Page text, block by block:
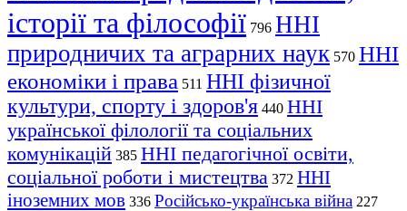
історії та філософії 796 ННІ
природничих та аграрних наук 570 ННІ
економіки і права 511 ННІ фізичної
культури, спорту і здоров'я 440 ННІ
української філології та соціальних
комунікацій 385 ННІ педагогічної освіти,
соціальної роботи і мистецтва 372 ННІ
іноземних мов 336 Російсько-українська війна 227